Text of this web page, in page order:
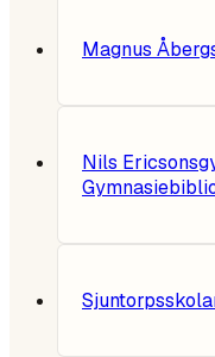
Magnus
Nils